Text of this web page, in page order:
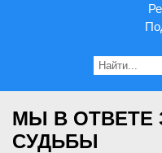
МЫ В ОТВЕТЕ
СУДЬБЫ